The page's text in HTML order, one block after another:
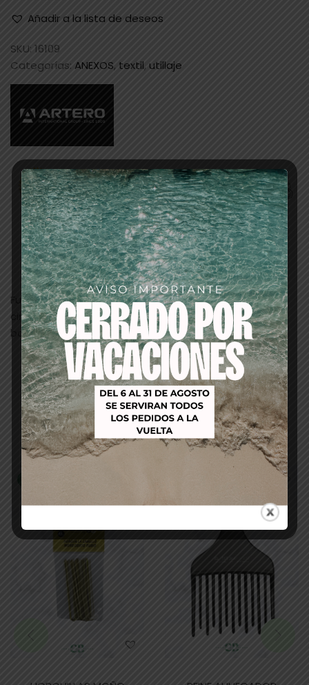
Añadir a la lista de deseos
SKU: 16109
Categorías: ANEXOS, textil, utillaje
Descripción
Funda ideal para poder llevar en el hombro o en la
cintura los utensilios que necesites para peluquería o
barbería.
Productos relacionados